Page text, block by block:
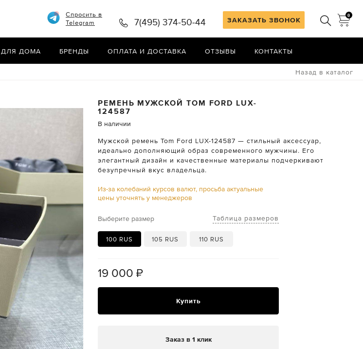
ЗАКАЗАТЬ ЗВОНОК
0
Спросить в
Telegram
7(495) 374-50-44
ДЛЯ ДОМА БРЕНДЫ ОПЛАТА И ДОСТАВКА ОТЗЫВЫ КОНТАКТЫ
Назад в каталог
РЕМЕНЬ МУЖСКОЙ TOM FORD LUX-
124587
В наличии
Мужской ремень Tom Ford LUX-124587 — стильный аксессуар,
идеально дополняющий образ современного мужчины. Его
элегантный дизайн и качественные материалы подчеркивают
безупречный вкус владельца.
Из-за колебаний курсов валют, просьба актуальные
цены уточнять у менеджеров
Выберите размер Таблица размеров
100 RUS 105 RUS 110 RUS
19 000 ₽
Купить
Заказ в 1 клик